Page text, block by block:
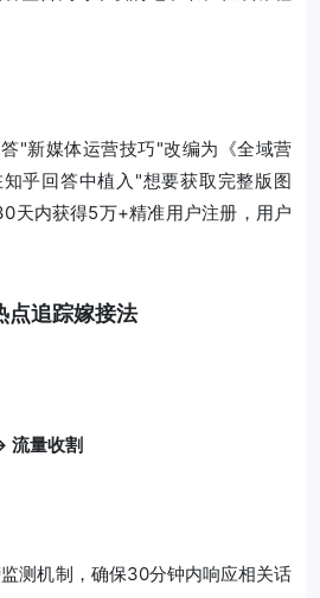
"新媒体运营技巧"改编为《全域营
乎回答中植入"想要获取完整版图
天内获得5万+精准用户注册，用户
点追踪嫁接法
流量收割
监测机制，确保30分钟内响应相关话